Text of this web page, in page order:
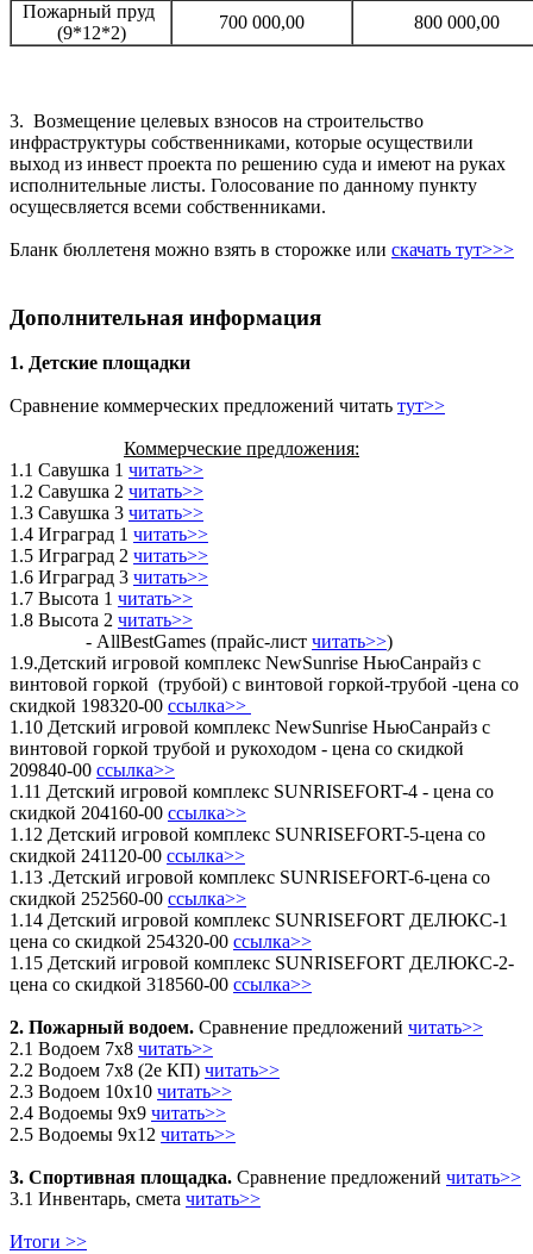
Пожарный пруд
(9*12*2)
700 000,00 800 000,00
3. Возмещение целевых взносов на строительство
инфраструктуры собственниками, которые осуществили
выход из инвест проекта по решению суда и имеют на руках
исполнительные листы. Голосование по данному пункту
осущесвляется всеми собственниками.
Бланк бюллетеня можно взять в сторожке или скачать тут>>>
Дополнительная информация
1. Детские площадки
Сравнение коммерческих предложений читать тут>>
Коммерческие предложения:
1.1 Савушка 1 читать>>
1.2 Савушка 2 читать>>
1.3 Савушка 3 читать>>
1.4 Играград 1 читать>>
1.5 Играград 2 читать>>
1.6 Играград 3 читать>>
1.7 Высота 1 читать>>
1.8 Высота 2 читать>>
- AllBestGames (прайс-лист читать>>)
1.9.Детский игровой комплекс NewSunrise НьюСанрайз с
винтовой горкой (трубой) с винтовой горкой-трубой -цена со
скидкой 198320-00 ссылка>>
1.10 Детский игровой комплекс NewSunrise НьюСанрайз с
винтовой горкой трубой и рукоходом - цена со скидкой
209840-00 ссылка>>
1.11 Детский игровой комплекс SUNRISEFORT-4 - цена со
скидкой 204160-00 ссылка>>
1.12 Детский игровой комплекс SUNRISEFORT-5-цена со
скидкой 241120-00 ссылка>>
1.13 .Детский игровой комплекс SUNRISEFORT-6-цена со
скидкой 252560-00 ссылка>>
1.14 Детский игровой комплекс SUNRISEFORT ДЕЛЮКС-1
цена со скидкой 254320-00 ссылка>>
1.15 Детский игровой комплекс SUNRISEFORT ДЕЛЮКС-2-
цена со скидкой 318560-00 ссылка>>
2. Пожарный водоем. Сравнение предложений читать>>
2.1 Водоем 7х8 читать>>
2.2 Водоем 7х8 (2е КП) читать>>
2.3 Водоем 10х10 читать>>
2.4 Водоемы 9х9 читать>>
2.5 Водоемы 9х12 читать>>
3. Спортивная площадка. Сравнение предложений читать>>
3.1 Инвентарь, смета читать>>
Итоги >>